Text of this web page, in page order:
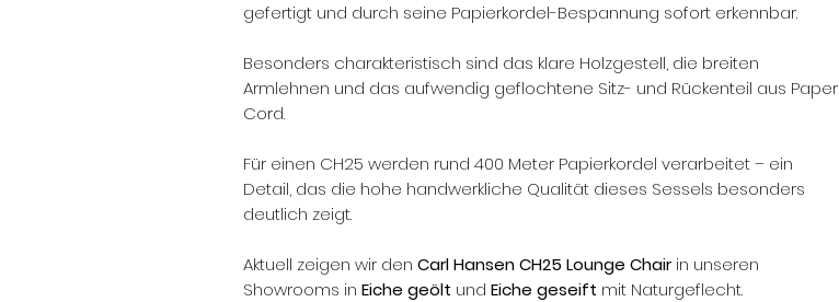
gefertigt und durch seine Papierkordel-Bespannung sofort erkennbar.
Besonders charakteristisch sind das klare Holzgestell, die breiten
Armlehnen und das aufwendig geflochtene Sitz- und Rückenteil aus Paper
Cord.
Für einen CH25 werden rund 400 Meter Papierkordel verarbeitet – ein
Detail, das die hohe handwerkliche Qualität dieses Sessels besonders
deutlich zeigt.
Aktuell zeigen wir den Carl Hansen CH25 Lounge Chairin unseren
Showrooms in Eiche geölt und Eiche geseift mit Naturgeflecht.